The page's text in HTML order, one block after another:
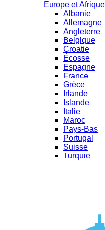
Europe et Afrique
Albanie
Allemagne
Angleterre
Belgique
Croatie
Écosse
Espagne
France
Grèce
Irlande
Islande
Italie
Maroc
Pays-Bas
Portugal
Suisse
Turquie